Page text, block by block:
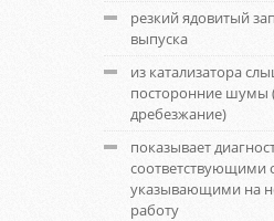
резкий ядовитый
выпуска
из катализатора
посторонние шумы
дребезжание)
показывает
указывающими на
работу